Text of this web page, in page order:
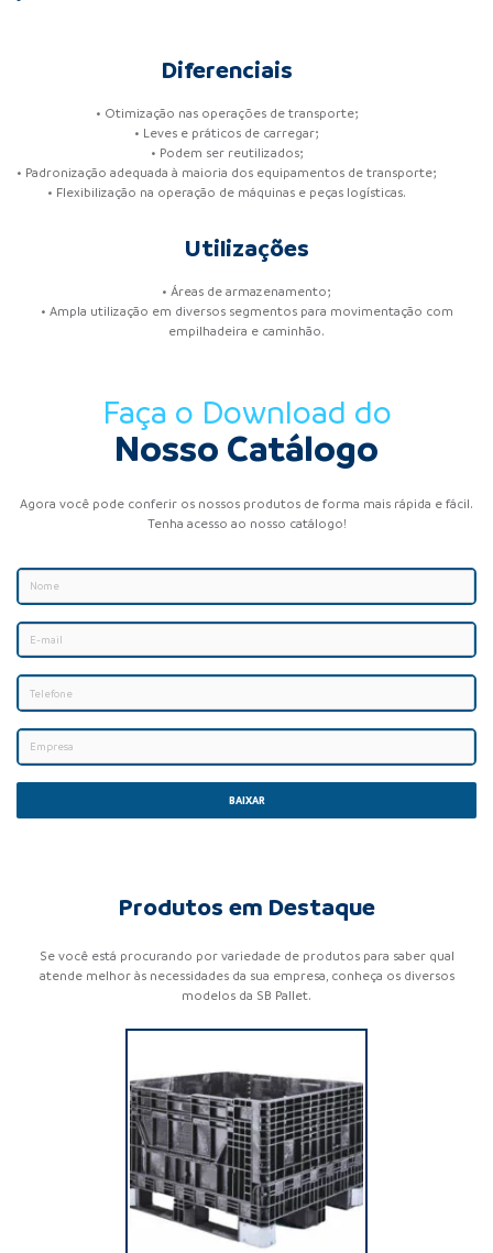
Diferenciais
• Otimização nas operações de transporte;
• Leves e práticos de carregar;
• Podem ser reutilizados;
• Padronização adequada à maioria dos equipamentos de transporte;
• Flexibilização na operação de máquinas e peças logísticas.
Utilizações
• Áreas de armazenamento;
• Ampla utilização em diversos segmentos para movimentação com
empilhadeira e caminhão.
Faça o Download do
Nosso Catálogo
Agora você pode conferir os nossos produtos de forma mais rápida e fácil.
Tenha acesso ao nosso catálogo!
BAIXAR
Produtos em Destaque
Se você está procurando por variedade de produtos para saber qual
atende melhor às necessidades da sua empresa, conheça os diversos
modelos da SB Pallet.